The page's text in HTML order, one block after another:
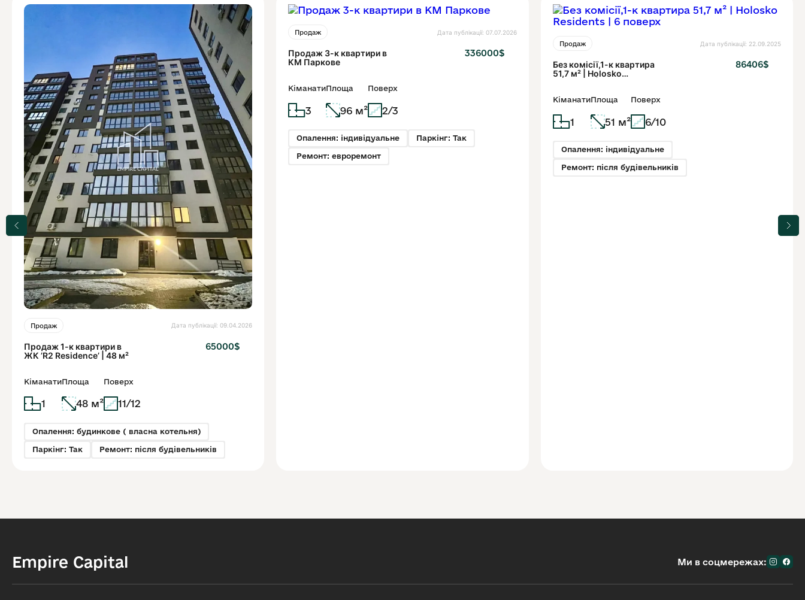
Продаж Дата публікації: 09.04.2026
Продаж 1-к квартири в
ЖК ʼR2 Residenceʼ | 48 м²
65000$
Кіманати
1
Площа
48 м²
Поверх
11/12
Опалення: будинкове ( власна котельня)
Паркінг: Так Ремонт: після будівельників
Продаж Дата публікації: 07.07.2026
Продаж 3-к квартири в
КМ Паркове
336000$
Кіманати
3
Площа
96 м²
Поверх
2/3
Опалення: індивідуальне Паркінг: Так
Ремонт: евроремонт
Продаж Дата публікації: 22.09.2025
Без комісії,1-к квартира
51,7 м² | Holosko
86406$
Кіманати
1
Площа
51 м²
Поверх
6/10
Опалення: індивідуальне
Ремонт: після будівельників
Empire Capital Ми в соцмережах: